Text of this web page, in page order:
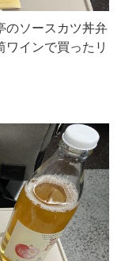
のソースカツ丼弁
インで買ったリ